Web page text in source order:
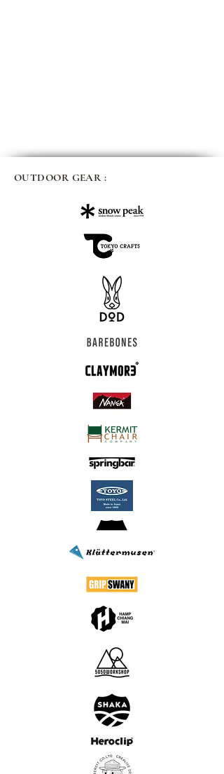
OUTDOOR GEAR :